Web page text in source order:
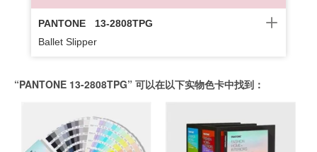
PANTONE
13-2808TPG
Ballet Slipper
“PANTONE 13-2808TPG” 可以在以下实物色卡中找到：